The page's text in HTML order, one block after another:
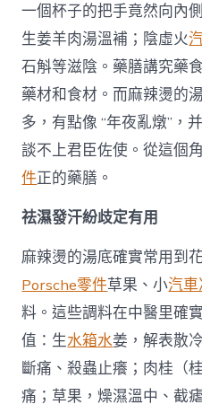
一個杯子的把手竟然向內
生姜羊肉湯溫補；陰虛火
石斛等滋陰。藥膳講究藥
藥材和食材。而麻辣燙的
多，有點像 “年夜亂燉”，
談不上君臣佐使。從這個
件正的藥膳。
祛濕發汗紛歧定有用
麻辣燙的湯底確實常用到
Porsche零件草果、小汽
料。這些調料在中醫里確
值：生水箱水姜，解表散
斷痛、殺蟲止癢；肉桂（
痛；草果，燥濕溫中、截